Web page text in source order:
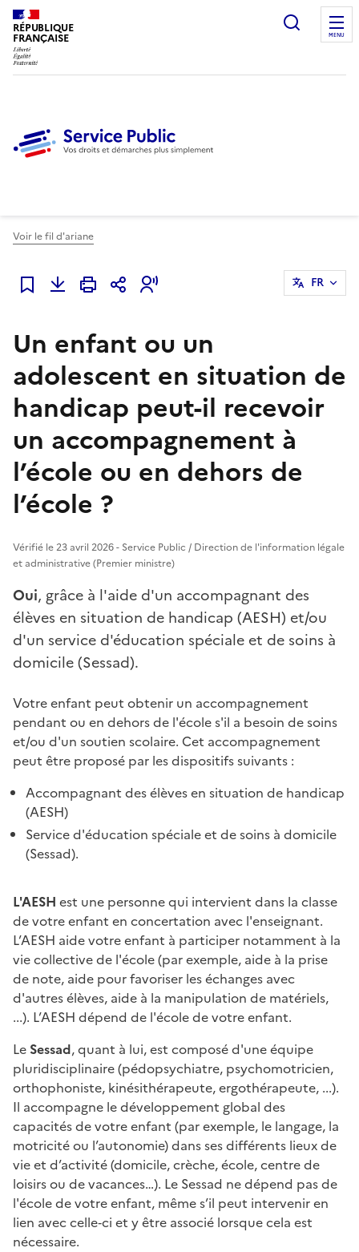
RÉPUBLIQUE
FRANÇAISE
Ouvrir
MENU
Voir le fil d'ariane
Ajouter à mes favoris
FR
Un enfant ou un
adolescent en situation de
handicap peut-il recevoir
un accompagnement à
l’école ou en dehors de
l’école ?
Vérifié le 23 avril 2026 - Service Public / Direction de l'information légale
et administrative (Premier ministre)
Oui, grâce à l'aide d'un accompagnant des
élèves en situation de handicap (AESH) et/ou
d'un service d'éducation spéciale et de soins à
domicile (Sessad).
Votre enfant peut obtenir un accompagnement
pendant ou en dehors de l'école s'il a besoin de soins
et/ou d'un soutien scolaire. Cet accompagnement
peut être proposé par les dispositifs suivants :
Accompagnant des élèves en situation de handicap
(AESH)
Service d'éducation spéciale et de soins à domicile
(Sessad).
L'AESH est une personne qui intervient dans la classe
de votre enfant en concertation avec l'enseignant.
L’AESH aide votre enfant à participer notamment à la
vie collective de l'école (par exemple, aide à la prise
de note, aide pour favoriser les échanges avec
d'autres élèves, aide à la manipulation de matériels,
...). L’AESH dépend de l'école de votre enfant.
Le Sessad, quant à lui, est composé d'une équipe
pluridisciplinaire (pédopsychiatre, psychomotricien,
orthophoniste, kinésithérapeute, ergothérapeute, ...).
Il accompagne le développement global des
capacités de votre enfant (par exemple, le langage, la
motricité ou l’autonomie) dans ses différents lieux de
vie et d’activité (domicile, crèche, école, centre de
loisirs ou de vacances…). Le Sessad ne dépend pas de
l'école de votre enfant, même s’il peut intervenir en
lien avec celle‑ci et y être associé lorsque cela est
nécessaire.